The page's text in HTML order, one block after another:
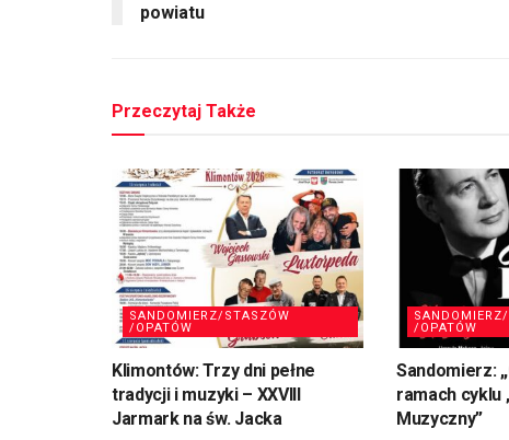
powiatu
Przeczytaj Także
SANDOMIERZ/STASZÓW
/OPATÓW
Klimontów: Trzy dni pełne
tradycji i muzyki – XXVIII
Jarmark na św. Jacka
/OPATÓW
Sandomierz:
ramach cyklu
Muzyczny”